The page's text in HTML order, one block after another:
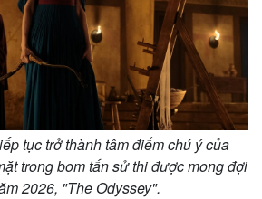
tục trở thành tâm điểm chú ý của
trong bom tấn sử thi được mong đợi
2026, "The Odyssey".